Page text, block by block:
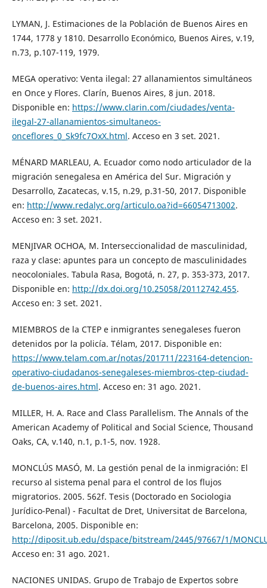
LYMAN, J. Estimaciones de la Población de Buenos Aires en
1744, 1778 y 1810. Desarrollo Económico, Buenos Aires, v.19,
n.73, p.107-119, 1979.
MEGA operativo: Venta ilegal: 27 allanamientos simultáneos
en Once y Flores. Clarín, Buenos Aires, 8 jun. 2018.
Disponible en: https://www.clarin.com/ciudades/venta-
ilegal-27-allanamientos-simultaneos-
onceflores_0_Sk9fc7OxX.html. Acceso en 3 set. 2021.
MÉNARD MARLEAU, A. Ecuador como nodo articulador de la
migración senegalesa en América del Sur. Migración y
Desarrollo, Zacatecas, v.15, n.29, p.31-50, 2017. Disponible
en: http://www.redalyc.org/articulo.oa?id=66054713002.
Acceso en: 3 set. 2021.
MENJIVAR OCHOA, M. Interseccionalidad de masculinidad,
raza y clase: apuntes para un concepto de masculinidades
neocoloniales. Tabula Rasa, Bogotá, n. 27, p. 353-373, 2017.
Disponible en: http://dx.doi.org/10.25058/20112742.455.
Acceso en: 3 set. 2021.
MIEMBROS de la CTEP e inmigrantes senegaleses fueron
detenidos por la policía. Télam, 2017. Disponible en:
https://www.telam.com.ar/notas/201711/223164-detencion-
operativo-ciudadanos-senegaleses-miembros-ctep-ciudad-
de-buenos-aires.html. Acceso en: 31 ago. 2021.
MILLER, H. A. Race and Class Parallelism. The Annals of the
American Academy of Political and Social Science, Thousand
Oaks, CA, v.140, n.1, p.1-5, nov. 1928.
MONCLÚS MASÓ, M. La gestión penal de la inmigración: El
recurso al sistema penal para el control de los flujos
migratorios. 2005. 562f. Tesis (Doctorado en Sociologia
Jurídico-Penal) - Facultat de Dret, Universitat de Barcelona,
Barcelona, 2005. Disponible en:
http://diposit.ub.edu/dspace/bitstream/2445/97667/1/
Acceso en: 31 ago. 2021.
NACIONES UNIDAS. Grupo de Trabajo de Expertos sobre